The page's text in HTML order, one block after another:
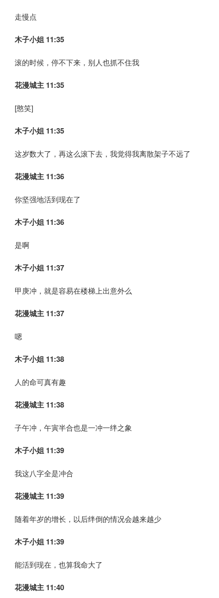
走慢点
木子小姐 11:35
滚的时候，停不下来，别人也抓不住我
花漫城主 11:35
[憨笑]
木子小姐 11:35
这岁数大了，再这么滚下去，我觉得我离散架子不远了
花漫城主 11:36
你坚强地活到现在了
木子小姐 11:36
是啊
木子小姐 11:37
甲庚冲，就是容易在楼梯上出意外么
花漫城主 11:37
嗯
木子小姐 11:38
人的命可真有趣
花漫城主 11:38
子午冲，午寅半合也是一冲一绊之象
木子小姐 11:39
我这八字全是冲合
花漫城主 11:39
随着年岁的增长，以后绊倒的情况会越来越少
木子小姐 11:39
能活到现在，也算我命大了
花漫城主 11:40